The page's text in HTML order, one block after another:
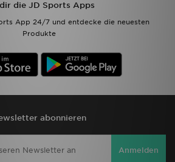
die JD Sports Apps
App 24/7 und entdecke die neuesten
Produkte
abonnieren
Anmelden